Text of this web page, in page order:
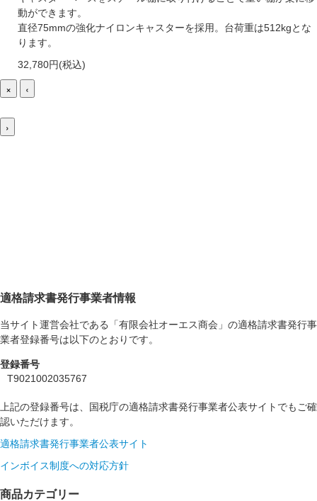
動ができます。
直径75mmの強化ナイロンキャスターを採用。台荷重は512kgとな
ります。
32,780円(税込)
× ‹
›
適格請求書発行事業者情報
当サイト運営会社である「有限会社オーエス商会」の適格請求書発行事
業者登録番号は以下のとおりです。
登録番号
T9021002035767
上記の登録番号は、国税庁の適格請求書発行事業者公表サイトでもご確
認いただけます。
適格請求書発行事業者公表サイト
インボイス制度への対応方針
商品カテゴリー